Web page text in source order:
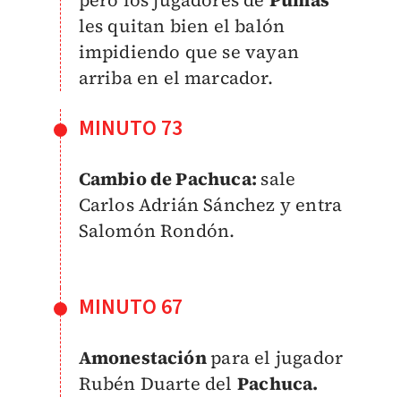
les quitan bien el balón
impidiendo que se vayan
arriba en el marcador.
MINUTO 73
Cambio de Pachuca: sale
Carlos Adrián Sánchez y entra
Salomón Rondón.
MINUTO 67
Amonestaciónpara el jugador
Rubén Duarte del Pachuca.